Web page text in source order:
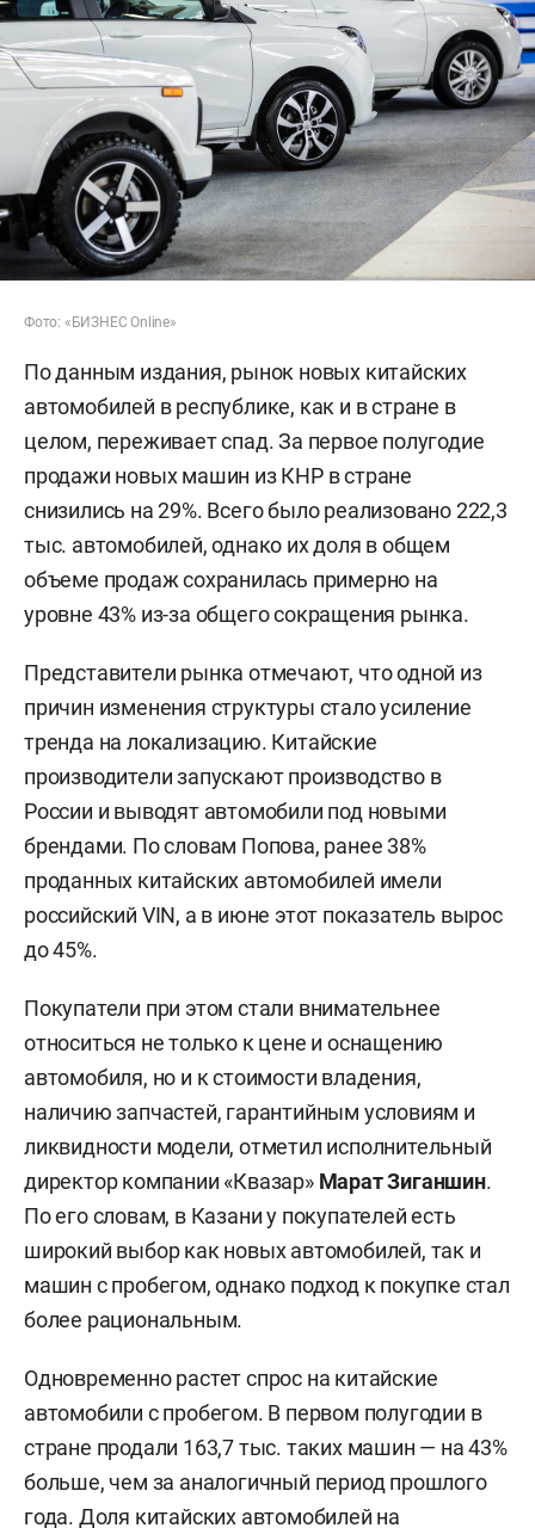
Фото: «БИЗНЕС Online»
По данным издания, рынок новых китайских
автомобилей в республике, как и в стране в
целом, переживает спад. За первое полугодие
продажи новых машин из КНР в стране
снизились на 29%. Всего было реализовано 222,3
тыс. автомобилей, однако их доля в общем
объеме продаж сохранилась примерно на
уровне 43% из-за общего сокращения рынка.
Представители рынка отмечают, что одной из
причин изменения структуры стало усиление
тренда на локализацию. Китайские
производители запускают производство в
России и выводят автомобили под новыми
брендами. По словам Попова, ранее 38%
проданных китайских автомобилей имели
российский VIN, а в июне этот показатель вырос
до 45%.
Покупатели при этом стали внимательнее
относиться не только к цене и оснащению
автомобиля, но и к стоимости владения,
наличию запчастей, гарантийным условиям и
ликвидности модели, отметил исполнительный
директор компании «Квазар» Марат Зиганшин.
По его словам, в Казани у покупателей есть
широкий выбор как новых автомобилей, так и
машин с пробегом, однако подход к покупке стал
более рациональным.
Одновременно растет спрос на китайские
автомобили с пробегом. В первом полугодии в
стране продали 163,7 тыс. таких машин — на 43%
больше, чем за аналогичный период прошлого
года. Доля китайских автомобилей на